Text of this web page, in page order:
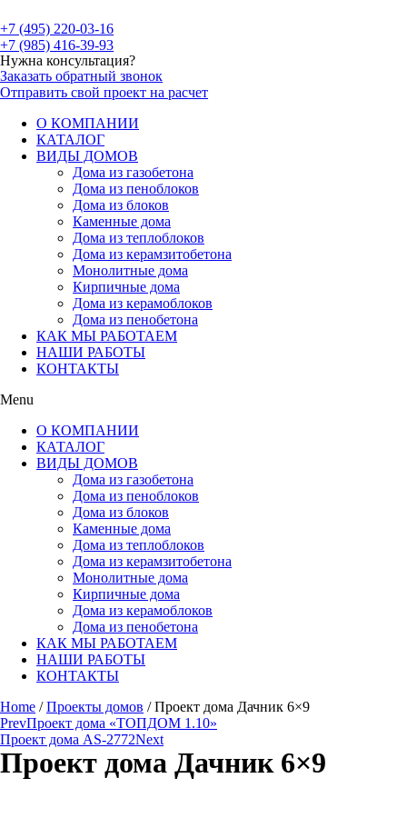
+7 (495) 220-03-16
+7 (985) 416-39-93
Нужна консультация?
Заказать обратный звонок
Отправить свой проект на расчет
О КОМПАНИИ
КАТАЛОГ
ВИДЫ ДОМОВ
Дома из газобетона
Дома из пеноблоков
Дома из блоков
Каменные дома
Дома из теплоблоков
Дома из керамзитобетона
Монолитные дома
Кирпичные дома
Дома из керамоблоков
Дома из пенобетона
КАК МЫ РАБОТАЕМ
НАШИ РАБОТЫ
КОНТАКТЫ
Menu
О КОМПАНИИ
КАТАЛОГ
ВИДЫ ДОМОВ
Дома из газобетона
Дома из пеноблоков
Дома из блоков
Каменные дома
Дома из теплоблоков
Дома из керамзитобетона
Монолитные дома
Кирпичные дома
Дома из керамоблоков
Дома из пенобетона
КАК МЫ РАБОТАЕМ
НАШИ РАБОТЫ
КОНТАКТЫ
Home /Проекты домов / Проект дома Дачник 6×9
PrevПроект дома «ТОПДОМ 1.10»
Проект дома AS-2772Next
Проект дома Дачник 6×9